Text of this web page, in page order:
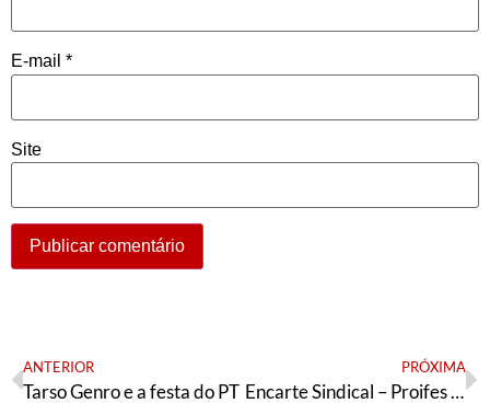
E-mail *
Site
ANTERIOR
Tarso Genro e a festa do PT
PRÓXIMA
Encarte Sindical – Proifes e Andes